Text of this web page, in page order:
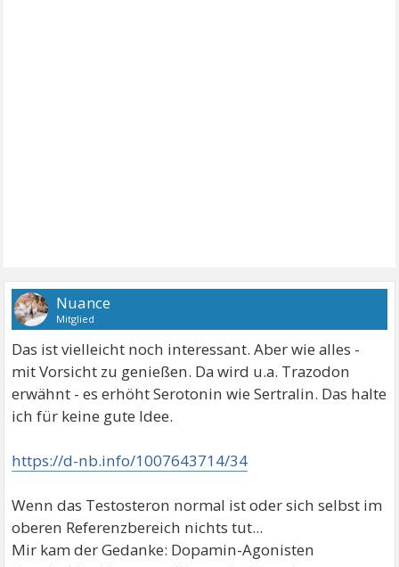
Nuance
Mitglied
Das ist vielleicht noch interessant. Aber wie alles -
mit Vorsicht zu genießen. Da wird u.a. Trazodon
erwähnt - es erhöht Serotonin wie Sertralin. Das halte
ich für keine gute Idee.
https://d-nb.info/1007643714/34
Wenn das Testosteron normal ist oder sich selbst im
oberen Referenzbereich nichts tut...
Mir kam der Gedanke: Dopamin-Agonisten